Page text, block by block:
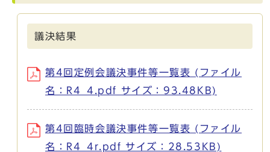
議決結果
第4回定例会議決事件等一覧表 (ファイル
名：R4_4.pdf サイズ：93.48KB)
第4回臨時会議決事件等一覧表 (ファイル
名：R4_4r.pdf サイズ：28.53KB)